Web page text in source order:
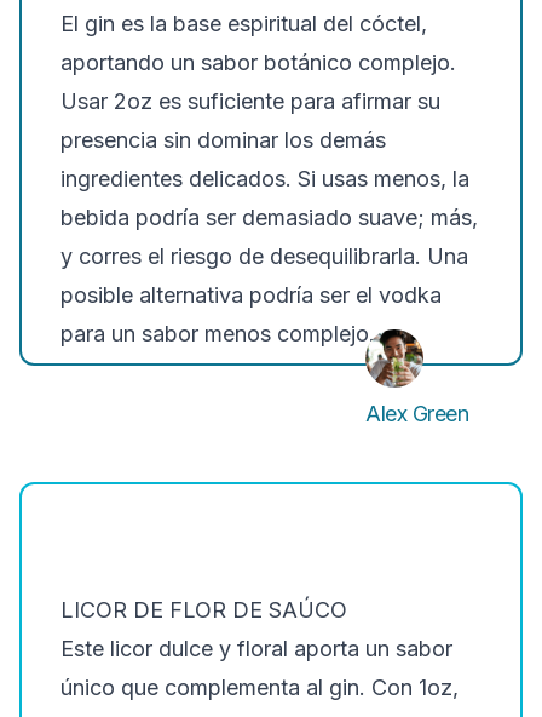
El gin es la base espiritual del cóctel,
aportando un sabor botánico complejo.
Usar 2oz es suficiente para afirmar su
presencia sin dominar los demás
ingredientes delicados. Si usas menos, la
bebida podría ser demasiado suave; más,
y corres el riesgo de desequilibrarla. Una
posible alternativa podría ser el vodka
para un sabor menos complejo.
Alex Green
LICOR DE FLOR DE SAÚCO
Este licor dulce y floral aporta un sabor
único que complementa al gin. Con 1oz,